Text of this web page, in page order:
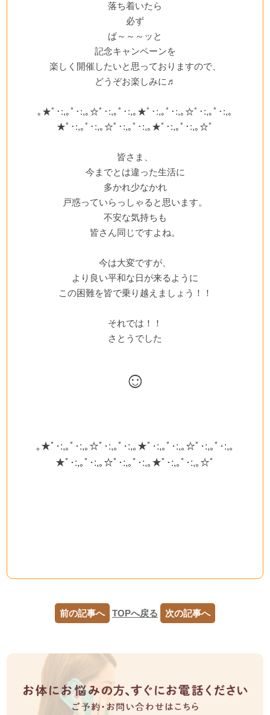
落ち着いたら
必ず
ぱ～～～ッと
記念キャンペーンを
楽しく開催したいと思っておりますので、
どうぞお楽しみに♬
｡★ﾟ･:,｡ﾟ･:,｡☆ﾟ･:,｡ﾟ･:,｡★ﾟ･:,｡ﾟ･:,｡☆ﾟ･:,｡ﾟ･:,｡
★ﾟ･:,｡ﾟ･:,｡☆ﾟ･:,｡ﾟ･:,｡★ﾟ･:,｡ﾟ･:,｡☆ﾟ
皆さま、
今までとは違った生活に
多かれ少なかれ
戸惑っていらっしゃると思います。
不安な気持ちも
皆さん同じですよね。
今は大変ですが、
より良い平和な日が来るように
この困難を皆で乗り越えましょう！！
それでは！！
さとうでした
☺
｡★ﾟ･:,｡ﾟ･:,｡☆ﾟ･:,｡ﾟ･:,｡★ﾟ･:,｡ﾟ･:,｡☆ﾟ･:,｡ﾟ･:,｡
★ﾟ･:,｡ﾟ･:,｡☆ﾟ･:,｡ﾟ･:,｡★ﾟ･:,｡ﾟ･:,｡☆ﾟ
前の記事へ TOPへ戻る 次の記事へ